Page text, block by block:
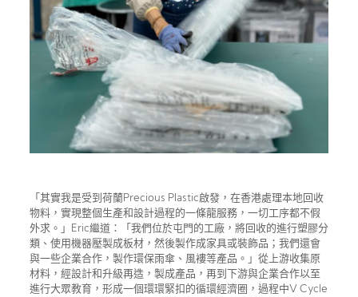
「其實我是受到荷蘭Precious Plastic啟發，在香港處理本地回收
物料，實現整個生產和設計過程的一條龍服務，一切工序都不假
外求。」Eric繼道：「我們位於屯門的工廠，將回收的進行塑膠分
類、使用機器壓製成板材，然後製作成家具或裝飾品；我們還會
與一些企業合作，製作環保雨傘、風褸等產品。」從上游收集原
材料，經設計和升級再造，製成產品，再到下游與企業合作以至
進行大眾教育，形成一個環環緊扣的循環經濟圈，過程中V Cycle